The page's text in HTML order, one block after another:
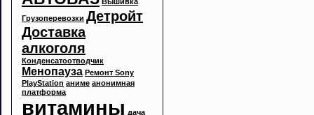
Грузоперевозки Детройт
Доставка
алкоголя
Конденсатоотводчик
Менопауза Ремонт Sony
PlayStation аниме анонимная
платформа
витамины дача